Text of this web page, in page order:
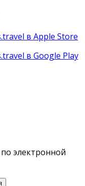
электронной